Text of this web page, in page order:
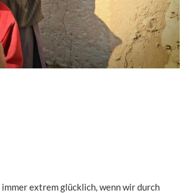
extrem glücklich, wenn wir durch